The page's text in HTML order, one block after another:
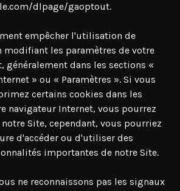
dlpage/gaoptout.
empêcher l'utilisation de
modifiant les paramètres de votre
généralement dans les sections «
» ou « Paramètres ». Si vous
certains cookies dans les
navigateur Internet, vous pourrez
Site, cependant, vous pourriez
d'accéder ou d'utiliser des
importantes de notre Site.
ne reconnaissons pas les signaux